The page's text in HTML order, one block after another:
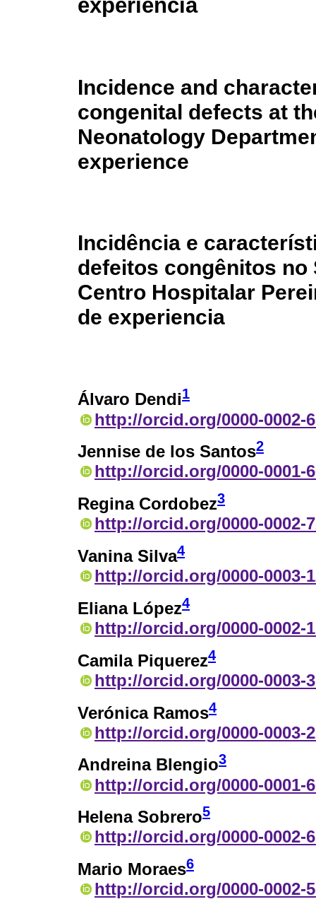
experiencia
Incidence and
congenital defects at
Neonatology
experience
Incidência e
defeitos congênitos no
Centro Hospitalar
de experiencia
Álvaro Dendi1
http://orcid.org/0000-0002-
Jennise de los Santos2
http://orcid.org/0000-0001-
Regina Cordobez3
http://orcid.org/0000-0002-
Vanina Silva4
http://orcid.org/0000-0003-
Eliana López4
http://orcid.org/0000-0002-
Camila Piquerez4
http://orcid.org/0000-0003-
Verónica Ramos4
http://orcid.org/0000-0003-
Andreina Blengio3
http://orcid.org/0000-0001-
Helena Sobrero5
http://orcid.org/0000-0002-
Mario Moraes6
http://orcid.org/0000-0002-